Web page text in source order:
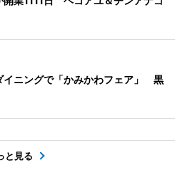
イニングで「かみかわフェア」 黒
と見る